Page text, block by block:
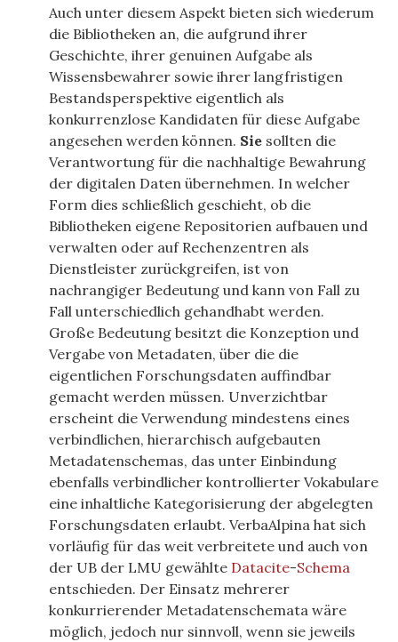
Auch unter diesem Aspekt bieten sich wiederum
die Bibliotheken an, die aufgrund ihrer
Geschichte, ihrer genuinen Aufgabe als
Wissensbewahrer sowie ihrer langfristigen
Bestandsperspektive eigentlich als
konkurrenzlose Kandidaten für diese Aufgabe
angesehen werden können. Sie sollten die
Verantwortung für die nachhaltige Bewahrung
der digitalen Daten übernehmen. In welcher
Form dies schließlich geschieht, ob die
Bibliotheken eigene Repositorien aufbauen und
verwalten oder auf Rechenzentren als
Dienstleister zurückgreifen, ist von
nachrangiger Bedeutung und kann von Fall zu
Fall unterschiedlich gehandhabt werden.
Große Bedeutung besitzt die Konzeption und
Vergabe von Metadaten, über die die
eigentlichen Forschungsdaten auffindbar
gemacht werden müssen. Unverzichtbar
erscheint die Verwendung mindestens eines
verbindlichen, hierarchisch aufgebauten
Metadatenschemas, das unter Einbindung
ebenfalls verbindlicher kontrollierter Vokabulare
eine inhaltliche Kategorisierung der abgelegten
Forschungsdaten erlaubt. VerbaAlpina hat sich
vorläufig für das weit verbreitete und auch von
der UB der LMU gewählte Datacite-Schema
entschieden. Der Einsatz mehrerer
konkurrierender Metadatenschemata wäre
möglich, jedoch nur sinnvoll, wenn sie jeweils